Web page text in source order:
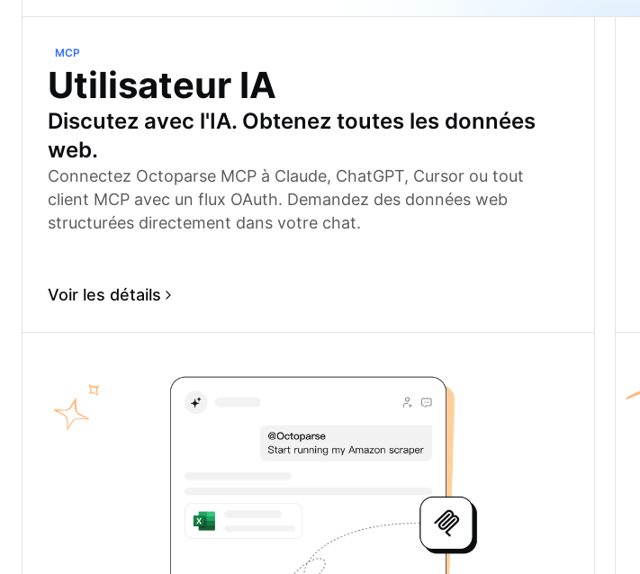
MCP
Utilisateur IA
Discutez avec l'IA. Obtenez toutes les données
web.
Connectez Octoparse MCP à Claude, ChatGPT, Cursor ou tout
client MCP avec un flux OAuth. Demandez des données web
structurées directement dans votre chat.
Voir les détails